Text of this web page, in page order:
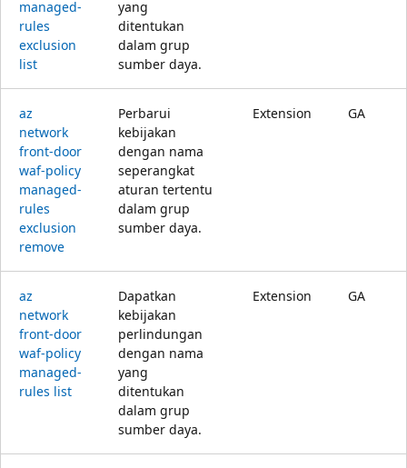
managed-
rules
exclusion
list
yang
ditentukan
dalam grup
sumber daya.
az
network
front-door
waf-policy
managed-
rules
exclusion
remove
Perbarui
kebijakan
dengan nama
seperangkat
aturan tertentu
dalam grup
sumber daya.
Extension GA
az
network
front-door
waf-policy
managed-
rules list
Dapatkan
kebijakan
perlindungan
dengan nama
yang
ditentukan
dalam grup
sumber daya.
Extension GA